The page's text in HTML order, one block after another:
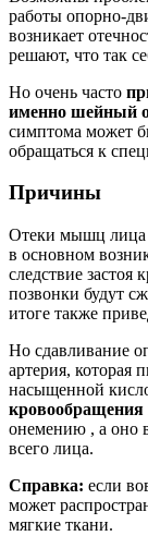
работы опорно-
возникает
решают, что так
Но очень часто
именно шейный
симптома может
обращаться к
Причины
Отеки мышц лица
в основном
следствие
позвонки будут
итоге также
Но сдавливание
артерия, которая
насыщенной
кровообращения
онемению , а оно
всего лица.
Справка: если
может
мягкие ткани.